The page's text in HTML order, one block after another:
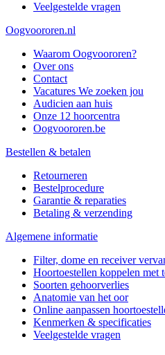
Veelgestelde vragen
Oogvoororen.nl
Waarom Oogvoororen?
Over ons
Contact
Vacatures We zoeken jou
Audicien aan huis
Onze 12 hoorcentra
Oogvoororen.be
Bestellen & betalen
Retourneren
Bestelprocedure
Garantie & reparaties
Betaling & verzending
Algemene informatie
Filter, dome en receiver
Hoortoestellen koppelen met
Soorten gehoorverlies
Anatomie van het oor
Online aanpassen
Kenmerken & specificaties
Veelgestelde vragen